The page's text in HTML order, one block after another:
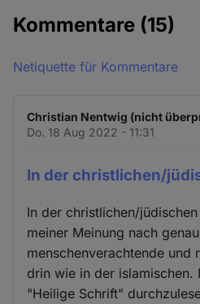
Kommentare (15)
Netiquette für Kommentare
Christian Nentwig (nicht
Do. 18 Aug 2022 - 11:31
In der christlichen/
In der christlichen/
meiner Meinung nach
menschenverachtende und
drin wie in der
"Heilige Schrift"